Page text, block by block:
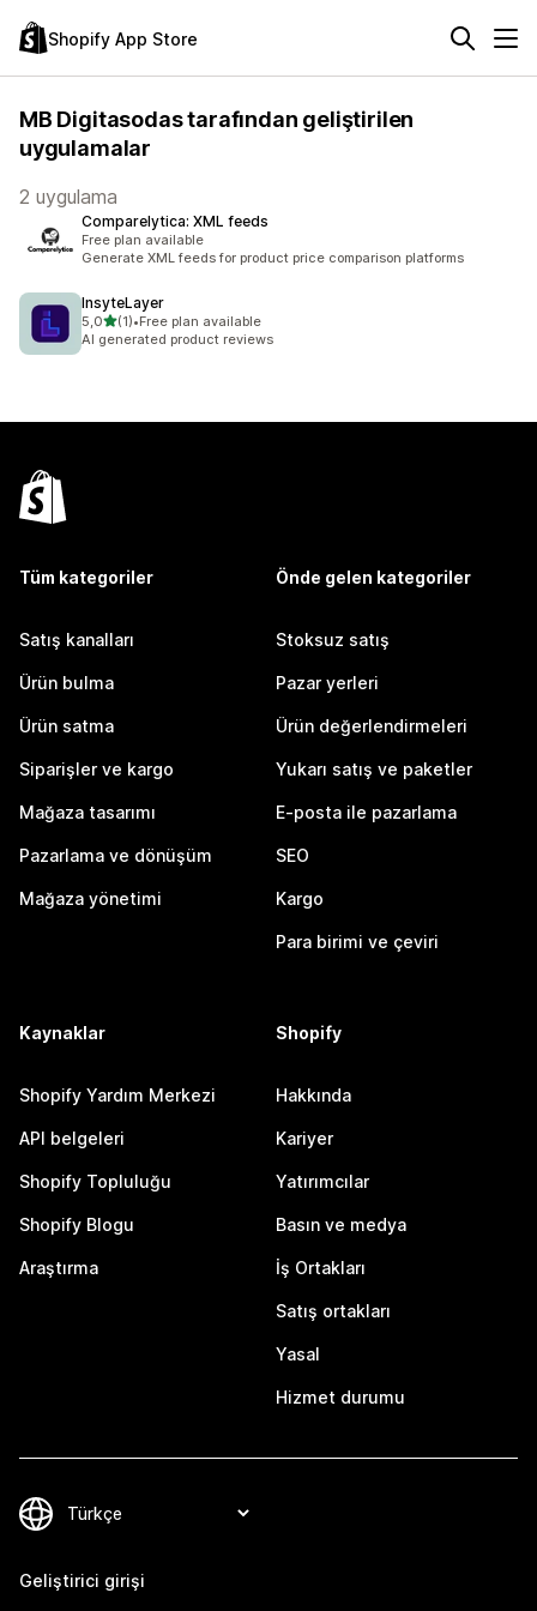
Shopify App Store
MB Digitasodas tarafından geliştirilen
uygulamalar
2 uygulama
Comparelytica: XML feeds
Free plan available
Generate XML feeds for product price comparison platforms
InsyteLayer
5,05 yıldız üzerinden
(1)
toplam 1 değerlendirme
•Free plan available
AI generated product reviews
Tüm kategoriler
Satış kanalları
Ürün bulma
Ürün satma
Siparişler ve kargo
Mağaza tasarımı
Pazarlama ve dönüşüm
Mağaza yönetimi
Önde gelen kategoriler
Stoksuz satış
Pazar yerleri
Ürün değerlendirmeleri
Yukarı satış ve paketler
E-posta ile pazarlama
SEO
Kargo
Para birimi ve çeviri
Kaynaklar
Shopify Yardım Merkezi
API belgeleri
Shopify Topluluğu
Shopify Blogu
Araştırma
Shopify
Hakkında
Kariyer
Yatırımcılar
Basın ve medya
İş Ortakları
Satış ortakları
Yasal
Hizmet durumu
Geliştirici girişi